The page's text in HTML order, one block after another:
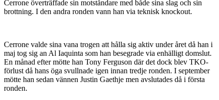
Cerrone överträffade sin motståndare med både sina slag och sin
brottning. I den andra ronden vann han via teknisk knockout.
Cerrone valde sina vana trogen att hålla sig aktiv under året då han i
maj tog sig an Al Iaquinta som han besegrade via enhälligt domslut.
En månad efter mötte han Tony Ferguson där det dock blev TKO-
förlust då hans öga svullnade igen innan tredje ronden. I september
mötte han sedan vännen Justin Gaethje men avslutades då i första
ronden.